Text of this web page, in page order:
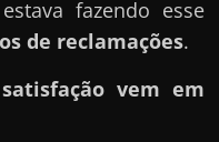
fazendo esse
de reclamações.
vem em